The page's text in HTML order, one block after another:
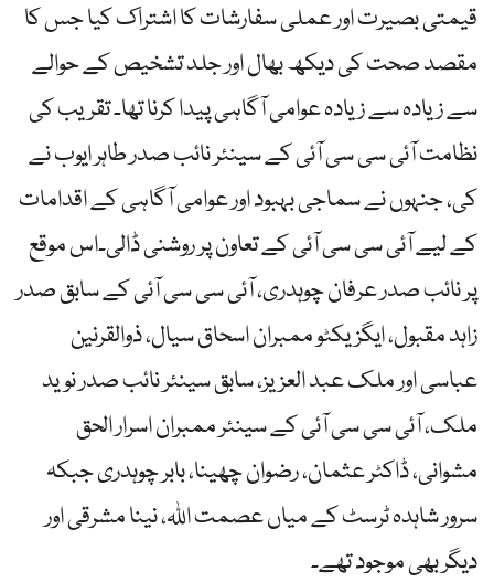
قیمتی بصیرت اور عملی سفارشات کا اشتراک کیا جس کا
مقصد صحت کی دیکھ بھال اور جلد تشخیص کے حوالے
سے زیادہ سے زیادہ عوامی آگاہی پیدا کرنا تھا۔ تقریب کی
نظامت آئی سی سی آئی کے سینئر نائب صدر طاہر ایوب نے
کی، جنہوں نے سماجی بہبود اور عوامی آگاہی کے اقدامات
کے لیے آئی سی سی آئی کے تعاون پر روشنی ڈالی۔اس موقع
پر نائب صدر عرفان چوہدری، آئی سی سی آئی کے سابق صدر
زاہد مقبول، ایگزیکٹو ممبران اسحاق سیال، ذوالقرنین
عباسی اور ملک عبد العزیز، سابق سینئر نائب صدر نوید
ملک، آئی سی سی آئی کے سینئر ممبران اسرار الحق
مشوانی، ڈاکٹر عثمان، رضوان چھینا، بابر چوہدری جبکہ
سرور شاہدہ ٹرسٹ کے میاں عصمت اللہ، نینا مشرقی اور
دیگر بھی موجود تھے۔